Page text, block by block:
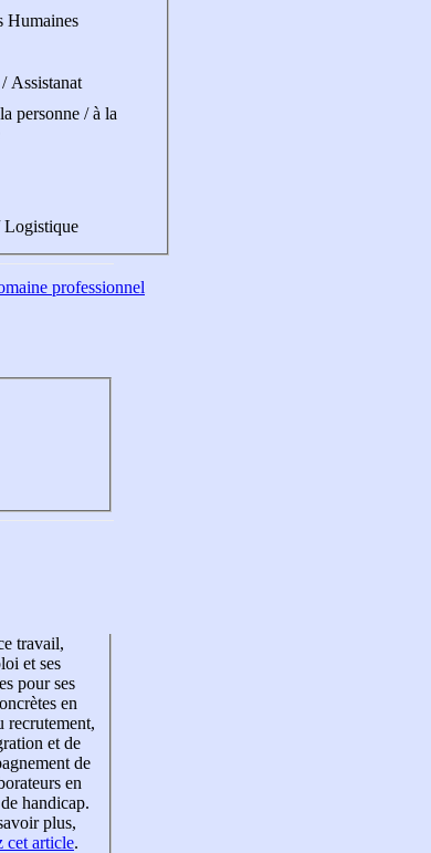
Humaines
Assistanat
personne / à la
Logistique
professionnel
travail,
et ses
pour ses
en
recrutement,
et de
de
en
handicap.
plus,
cet article.